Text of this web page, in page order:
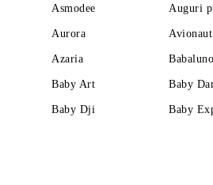
Asmodee Auguri
Aurora Avionaut
Azaria Babaluno
Baby Art Baby
Baby Dji Baby